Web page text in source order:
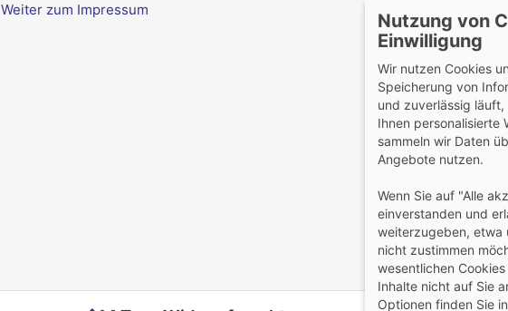
Weiter zum Impressum
Wir versenden
Lieferung
Nutzung von
Einwilligung
Wir nutzen Cookies
Speicherung von
und zuverlässig
Ihnen personalisierte
sammeln wir Daten
Angebote nutzen.
Wenn Sie auf "Alle
einverstanden und
weiterzugeben, etwa
nicht zustimmen
wesentlichen
Inhalte nicht auf Sie
Optionen finden Sie